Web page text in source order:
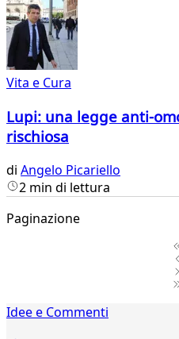
Vita e Cura
Lupi: una legge anti-
rischiosa
di Angelo Picariello
2 min di lettura
Paginazione
2Idee e Commenti